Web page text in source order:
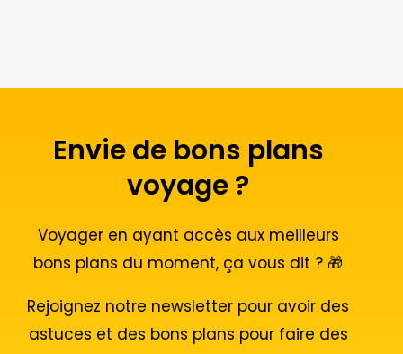
Envie de bons plans
voyage ?
Voyager en ayant accès aux meilleurs
bons plans du moment, ça vous dit ? 🎁
Rejoignez notre newsletter pour avoir des
astuces et des bons plans pour faire des